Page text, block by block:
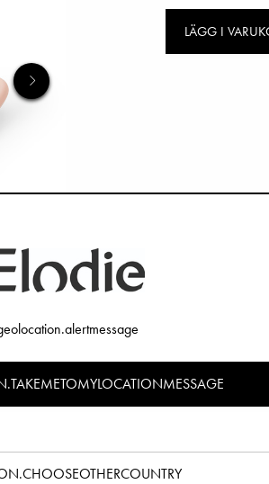
LÄGG I
silikon som är 100% fritt